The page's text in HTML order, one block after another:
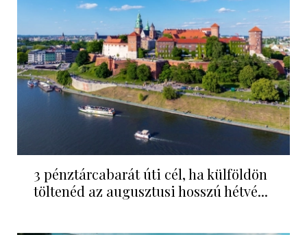
3 pénztárcabarát úti cél, ha külföldön
töltenéd az augusztusi hosszú hétvé...